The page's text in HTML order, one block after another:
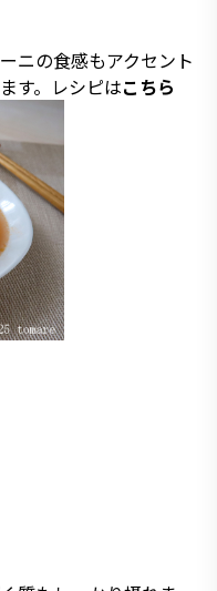
ニの食感もアクセント
す。レシピはこちら